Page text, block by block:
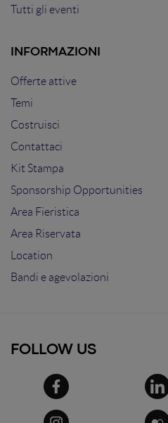
Tutti gli eventi
INFORMAZIONI
Offerte attive
Temi
Costruisci
Contattaci
Kit Stampa
Sponsorship Opportunities
Area Fieristica
Area Riservata
Location
Bandi e agevolazioni
FOLLOW US